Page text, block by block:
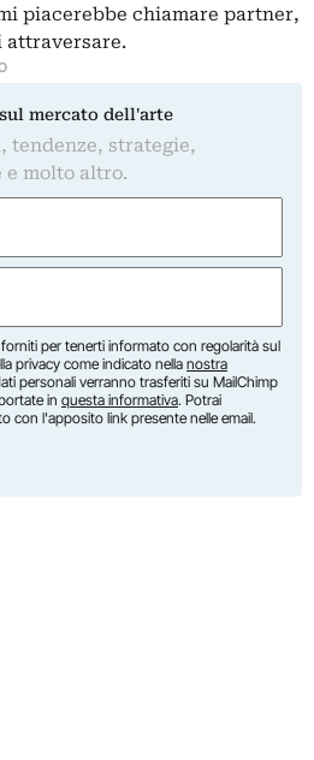
piacerebbe chiamare partner,
attraversare.
mercato dell'arte
tendenze, strategie,
molto altro.
per tenerti informato con regolarità sul
privacy come indicato nella nostra
personali verranno trasferiti su MailChimp
in questa informativa. Potrai
con l'apposito link presente nelle email.